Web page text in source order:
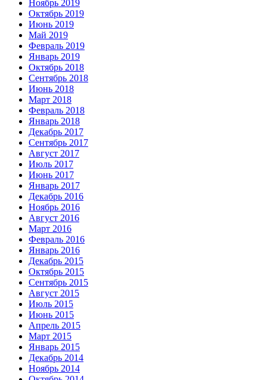
Ноябрь 2019
Октябрь 2019
Июнь 2019
Май 2019
Февраль 2019
Январь 2019
Октябрь 2018
Сентябрь 2018
Июнь 2018
Март 2018
Февраль 2018
Январь 2018
Декабрь 2017
Сентябрь 2017
Август 2017
Июль 2017
Июнь 2017
Январь 2017
Декабрь 2016
Ноябрь 2016
Август 2016
Март 2016
Февраль 2016
Январь 2016
Декабрь 2015
Октябрь 2015
Сентябрь 2015
Август 2015
Июль 2015
Июнь 2015
Апрель 2015
Март 2015
Январь 2015
Декабрь 2014
Ноябрь 2014